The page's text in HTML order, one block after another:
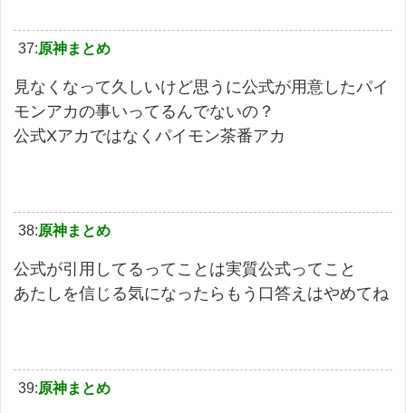
37:原神まとめ
見なくなって久しいけど思うに公式が用意したパイ
モンアカの事いってるんでないの？
公式Xアカではなくパイモン茶番アカ
38:原神まとめ
公式が引用してるってことは実質公式ってこと
あたしを信じる気になったらもう口答えはやめてね
39:原神まとめ